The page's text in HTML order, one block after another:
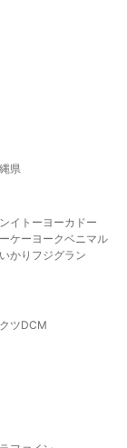
県
イトーヨーカドー
ケー ヨークベニマル
いかり フジグラン
ツDCM